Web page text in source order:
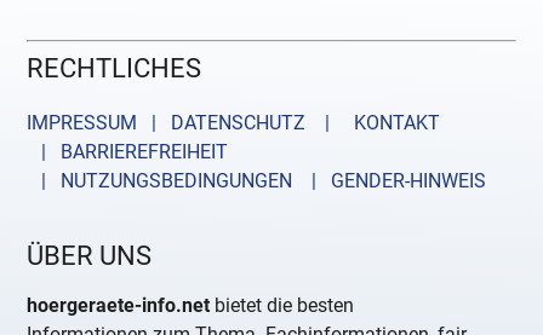
RECHTLICHES
IMPRESSUM | DATENSCHUTZ |
KONTAKT
| BARRIEREFREIHEIT
| NUTZUNGSBEDINGUNGEN
| GENDER-HINWEIS
ÜBER UNS
hoergeraete-info.net bietet die besten